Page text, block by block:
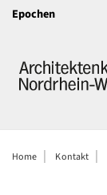
Epochen
Home Kontakt